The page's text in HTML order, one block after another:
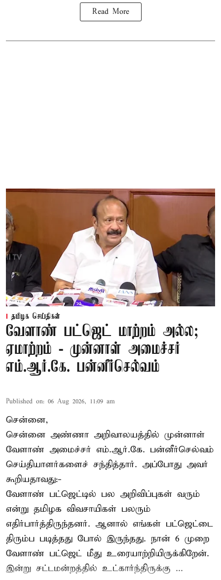
Read More
தமிழக செய்திகள்
வேளாண் பட்ஜெட் மாற்றம் அல்ல;
ஏமாற்றம் - முன்னாள் அமைச்சர்
எம்.ஆர்.கே. பன்னீர்செல்வம்
Published on: 06 Aug 2026, 11:09 am
சென்னை,
சென்னை அண்ணா அறிவாலயத்தில் முன்னாள்
வேளாண் அமைச்சர் எம்.ஆர்.கே. பன்னீர்செல்வம்
செய்தியாளர்களைச் சந்தித்தார். அப்போது அவர்
கூறியதாவது:-
வேளாண் பட்ஜெட்டில் பல அறிவிப்புகள் வரும்
என்று தமிழக விவசாயிகள் பலரும்
எதிர்பார்த்திருந்தனர். ஆனால் எங்கள் பட்ஜெட்டை
திரும்ப படித்தது போல் இருந்தது. நான் 6 முறை
வேளாண் பட்ஜெட் மீது உரையாற்றியிருக்கிறேன்.
இன்று சட்டமன்றத்தில் உட்கார்ந்திருக்கு ...